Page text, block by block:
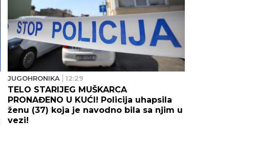
JUGOHRONIKA 12:29
TELO STARIJEG MUŠKARCA
PRONAĐENO U KUĆI! Policija uhapsila
ženu (37) koja je navodno bila sa njim u
vezi!